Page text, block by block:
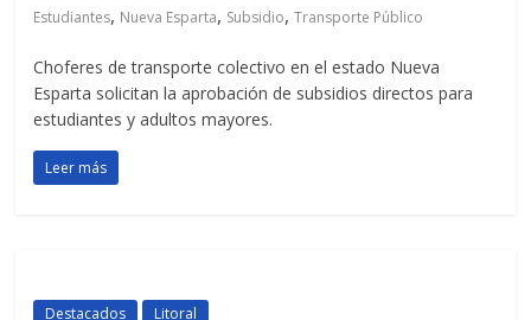
Estudiantes, Nueva Esparta, Subsidio,Transporte Público
Choferes de transporte colectivo en el estado Nueva
Esparta solicitan la aprobación de subsidios directos para
estudiantes y adultos mayores.
Leer más
Destacados Litoral